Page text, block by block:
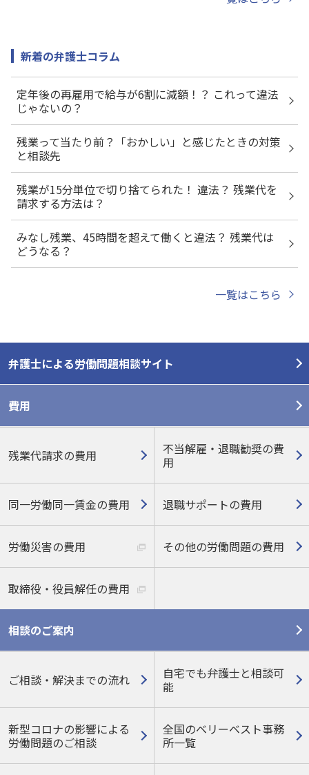
新着の弁護士コラム
定年後の再雇用で給与が6割に減額！？ これって違法
じゃないの？
残業って当たり前？「おかしい」と感じたときの対策
と相談先
残業が15分単位で切り捨てられた！ 違法？ 残業代を
請求する方法は？
みなし残業、45時間を超えて働くと違法？ 残業代は
どうなる？
一覧はこちら
弁護士による労働問題相談サイト
費用
残業代請求の費用
不当解雇・退職勧奨の費
用
同一労働同一賃金の費用 退職サポートの費用
労働災害の費用 その他の労働問題の費用
取締役・役員解任の費用
相談のご案内
ご相談・解決までの流れ
自宅でも弁護士と相談可
能
新型コロナの影響による
労働問題のご相談
全国のベリーベスト事務
所一覧